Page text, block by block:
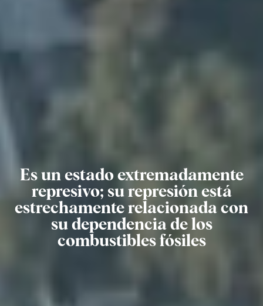
Es un estado extremadamente
represivo; su represión está
estrechamente relacionada con
su dependencia de los
combustibles fósiles